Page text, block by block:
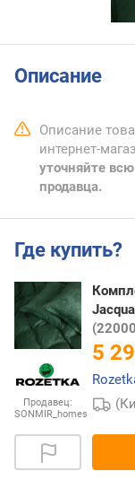
Описание
Описание
интернет-
уточняйте
продавца.
Где купить?
Продавец:
SONMIR_homes
5